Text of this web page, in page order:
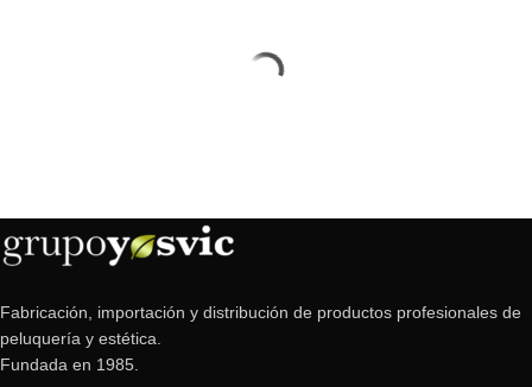
Fabricación, importación y distribución de productos profesionales de
peluquería y estética.
Fundada en 1985.